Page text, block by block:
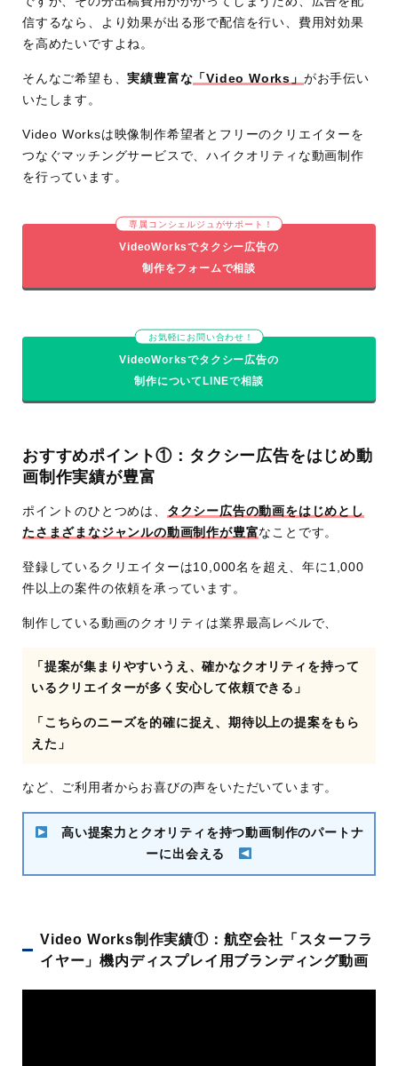
信するなら、より効果が出る形で配信を行い、費用対効果
を高めたいですよね。
そんなご希望も、実績豊富な 「Video Works」 がお手伝い
いたします。
Video Worksは映像制作希望者とフリーのクリエイターを
つなぐマッチングサービスで、ハイクオリティな動画制作
を行っています。
専属コンシェルジュがサポート！
VideoWorksでタクシー広告の
制作をフォームで相談
お気軽にお問い合わせ！
VideoWorksでタクシー広告の
制作についてLINEで相談
おすすめポイント①：タクシー広告をはじめ動
画制作実績が豊富
ポイントのひとつめは、 タクシー広告の動画をはじめとし
たさまざまなジャンルの動画制作が豊富なことです。
登録しているクリエイターは10,000名を超え、年に1,000
件以上の案件の依頼を承っています。
制作している動画のクオリティは業界最高レベルで、
「提案が集まりやすいうえ、確かなクオリティを持って
いるクリエイターが多く安心して依頼できる」
「こちらのニーズを的確に捉え、期待以上の提案をもら
えた」
など、ご利用者からお喜びの声をいただいています。
高い提案力とクオリティを持つ動画制作のパートナ
ーに出会える
Video Works制作実績①：航空会社「スターフラ
イヤー」機内ディスプレイ用ブランディング動画